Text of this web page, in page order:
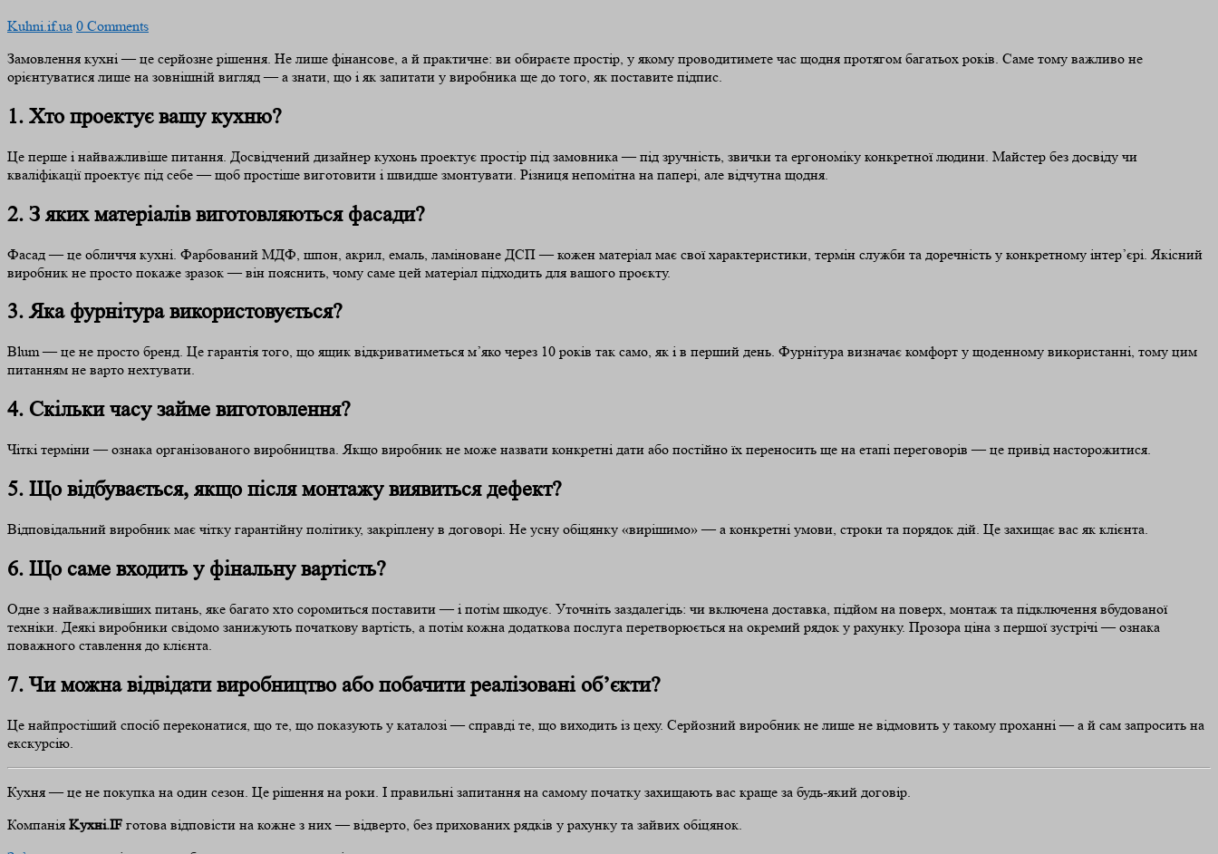
Kuhni.if.ua 0 Comments
Замовлення кухні — це серйозне рішення. Не лише фінансове, а й практичне: ви обираєте простір, у якому проводитимете час щодня протягом багатьох років. Саме тому важливо не
орієнтуватися лише на зовнішній вигляд — а знати, що і як запитати у виробника ще до того, як поставите підпис.
1. Хто проектує вашу кухню?
Це перше і найважливіше питання. Досвідчений дизайнер кухонь проектує простір під замовника — під зручність, звички та ергономіку конкретної людини. Майстер без досвіду чи
кваліфікації проектує під себе — щоб простіше виготовити і швидше змонтувати. Різниця непомітна на папері, але відчутна щодня.
2. З яких матеріалів виготовляються фасади?
Фасад — це обличчя кухні. Фарбований МДФ, шпон, акрил, емаль, ламіноване ДСП — кожен матеріал має свої характеристики, термін служби та доречність у конкретному інтер’єрі. Якісний
виробник не просто покаже зразок — він пояснить, чому саме цей матеріал підходить для вашого проєкту.
3. Яка фурнітура використовується?
Blum — це не просто бренд. Це гарантія того, що ящик відкриватиметься м’яко через 10 років так само, як і в перший день. Фурнітура визначає комфорт у щоденному використанні, тому цим
питанням не варто нехтувати.
4. Скільки часу займе виготовлення?
Чіткі терміни — ознака організованого виробництва. Якщо виробник не може назвати конкретні дати або постійно їх переносить ще на етапі переговорів — це привід насторожитися.
5. Що відбувається, якщо після монтажу виявиться дефект?
Відповідальний виробник має чітку гарантійну політику, закріплену в договорі. Не усну обіцянку «вирішимо» — а конкретні умови, строки та порядок дій. Це захищає вас як клієнта.
6. Що саме входить у фінальну вартість?
Одне з найважливіших питань, яке багато хто соромиться поставити — і потім шкодує. Уточніть заздалегідь: чи включена доставка, підйом на поверх, монтаж та підключення вбудованої
техніки. Деякі виробники свідомо занижують початкову вартість, а потім кожна додаткова послуга перетворюється на окремий рядок у рахунку. Прозора ціна з першої зустрічі — ознака
поважного ставлення до клієнта.
7. Чи можна відвідати виробництво або побачити реалізовані об’єкти?
Це найпростіший спосіб переконатися, що те, що показують у каталозі — справді те, що виходить із цеху. Серйозний виробник не лише не відмовить у такому проханні — а й сам запросить на
екскурсію.
Кухня — це не покупка на один сезон. Це рішення на роки. І правильні запитання на самому початку захищають вас краще за будь-який договір.
Компанія Kухні.IF готова відповісти на кожне з них — відверто, без прихованих рядків у рахунку та зайвих обіцянок.